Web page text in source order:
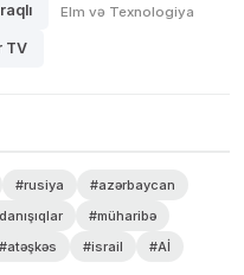
Elm və Texnologiya
TV
#rusiya
#azərbaycan
#müharibə
#atəşkəs #israil
#Aİ